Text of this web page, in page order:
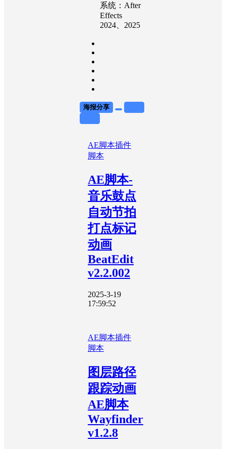
系统：After
Effects
2024、2025
海报分享
AE脚本插件
脚本
AE脚本-
音乐鼓点
自动节拍
打点标记
动画
BeatEdit
v2.2.002
2025-3-19
17:59:52
AE脚本插件
脚本
图层路径
跟踪动画
AE脚本
Wayfinder
v1.2.8